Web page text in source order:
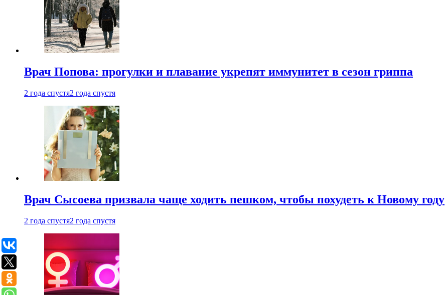
Врач Попова: прогулки и плавание укрепят иммунитет в сезон гриппа
2 года спустя2 года спустя
Врач Сысоева призвала чаще ходить пешком, чтобы похудеть к Новому году
2 года спустя2 года спустя